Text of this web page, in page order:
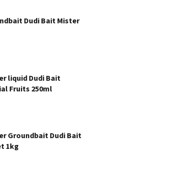
Dudi Bait Mister
liquid Dudi Bait
Fruits 250ml
Groundbait Dudi Bait
1kg